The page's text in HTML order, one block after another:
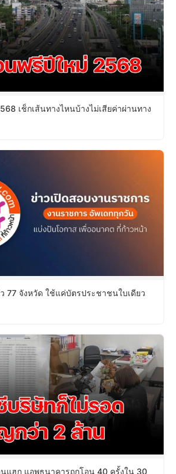
เช็กเส้นทางไหนบ้างไม่เสียค่าผ่านทาง
77 จังหวัด ใช้แค่บัตรประชาชนใบเดียว
แฮก แอพธนาคารถูกโอน 40 ครั้งใน 30